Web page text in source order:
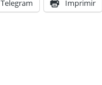
Telegram Imprimir